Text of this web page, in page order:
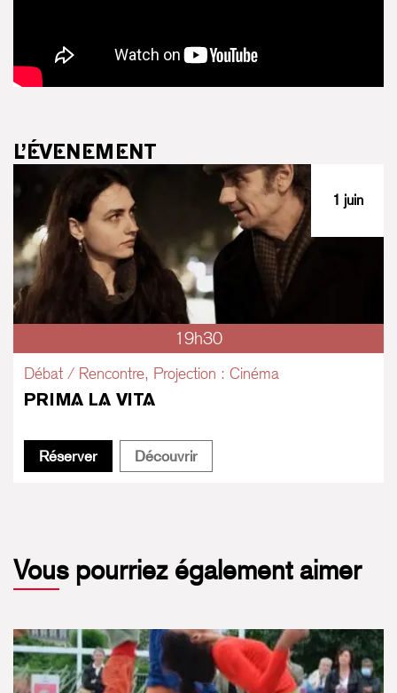
L’ÉVENEMENT
1 juin
19h30
Débat / Rencontre, Projection : Cinéma
PRIMA LA VITA
RéserverPrima la Vita
DécouvrirPrima la Vita
Vous pourriez également aimer